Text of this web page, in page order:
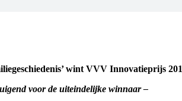
wint VVV Innovatieprijs
voor de uiteindelijke winnaar –